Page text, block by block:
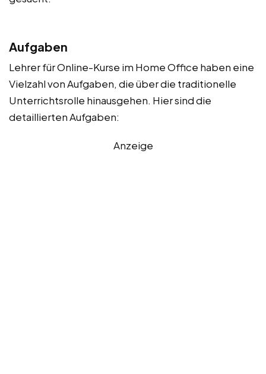
Aufgaben
Lehrer für Online-Kurse im Home Office haben eine
Vielzahl von Aufgaben, die über die traditionelle
Unterrichtsrolle hinausgehen. Hier sind die
detaillierten Aufgaben:
Anzeige